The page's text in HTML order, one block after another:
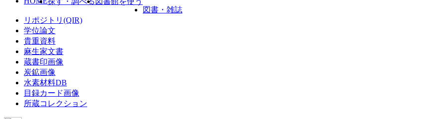
図書・雑誌
リポジトリ(QIR)
学位論文
貴重資料
麻生家文書
蔵書印画像
炭鉱画像
水素材料DB
目録カード画像
所蔵コレクション